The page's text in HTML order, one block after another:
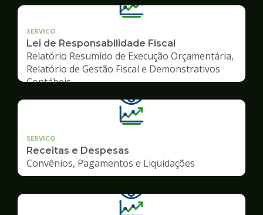
SERVICO
Lei de Responsabilidade Fiscal
Relatório Resumido de Execução Orçamentária,
Relatório de Gestão Fiscal e Demonstrativos
Contábeis
SERVICO
Receitas e Despesas
Convênios, Pagamentos e Liquidações